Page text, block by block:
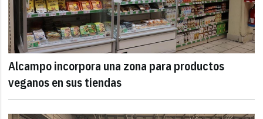
Alcampo incorpora una zona para productos
veganos en sus tiendas